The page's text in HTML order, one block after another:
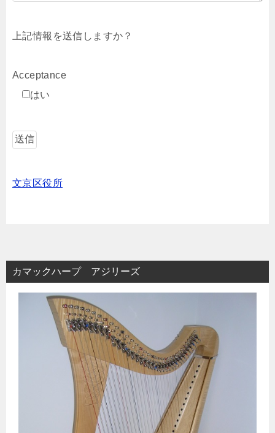
上記情報を送信しますか？
Acceptance
はい
文京区役所
カマックハープ アジリーズ